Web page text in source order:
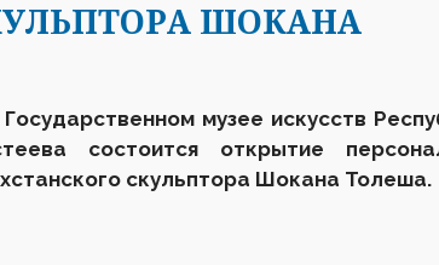
ШОКАНА
музее искусств
состоится открытие
скульптора Шокана Толеша.